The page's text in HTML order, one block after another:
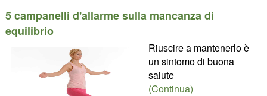
5 campanelli d'allarme sulla mancanza di
equilibrio
Riuscire a mantenerlo è
un sintomo di buona
salute
(Continua)